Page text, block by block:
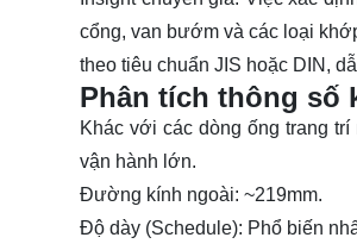
cổng, van bướm và các loại
theo tiêu chuẩn JIS hoặc DIN,
Phân tích thông số
Khác với các dòng ống trang
vận hành lớn.
Đường kính ngoài: ~219mm.
Độ dày (Schedule): Phổ biến